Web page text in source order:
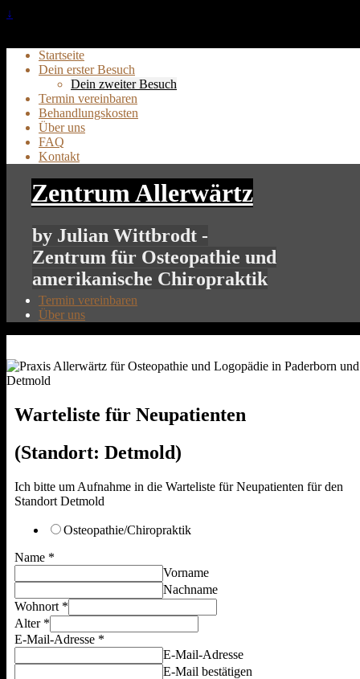
↓
Startseite
Dein erster Besuch
Dein zweiter Besuch
Termin vereinbaren
Behandlungskosten
Über uns
FAQ
Kontakt
Zentrum Allerwärtz
by Julian Wittbrodt -
Zentrum für Osteopathie und
amerikanische Chiropraktik
Termin vereinbaren
Über uns
Warteliste für Neupatienten
(Standort: Detmold)
Ich bitte um Aufnahme in die Warteliste für Neupatienten für den
Standort Detmold
Osteopathie/Chiropraktik
Name *
Vorname
Nachname
Ich
Name
für
Wohnort *
Alter *
E-Mail-Adresse *
E-Mail-Adresse
E-Mail bestätigen